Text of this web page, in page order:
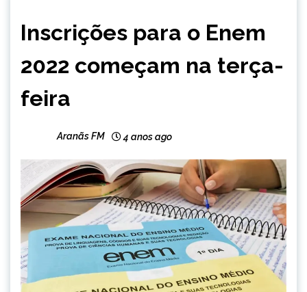
NOTÍCIAS
Inscrições para o Enem
2022 começam na terça-
feira
Aranãs FM 4 anos ago